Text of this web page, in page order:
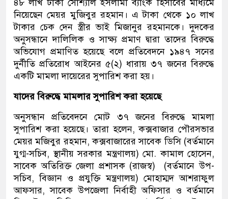
৪৮ লাখ টাকা সোশ্যাল ইসলামী ব্যাংক হিসাবের মাধ্যমে
নিয়েছেন মেয়র মুজিবুর রহমান। এ টাকা থেকে ১০ লাখ
টাকার চেক দেন স্ত্রীর ভাই মিজানুর রহমানকে। দুদকের
অনুসন্ধানে দালিলিক ও সাক্ষ্য প্রমাণ দ্বারা তাদের বিরুদ্ধে
অভিযোগ প্রমাণিত হয়েছে বলে প্রতিবেদনে ১৯৪৭ সনের
দুর্নীতি প্রতিরোধ আইনের ৫(২) ধারায় ৩৭ জনের বিরুদ্ধে
একটি মামলা দায়েরের সুপারিশ করা হয়।
যাদের বিরুদ্ধে মামলার সুপারিশ করা হয়েছে
অনুসন্ধান প্রতিবেদনে মোট ৩৭ জনের বিরুদ্ধে মামলা
সুপারিশ করা হয়েছে। তারা হলেন, কক্সবাজার পৌরসভার
মেয়র মজিবুর রহমান, কক্সবাজারের সাবেক ডিসি (বর্তমানে
যুগ্ম-সচিব, স্থানীয় সরকার মন্ত্রণালয়) মো. কামাল হোসেন,
সাবেক অতিরিক্ত জেলা প্রশাসক (রাজস্ব) (বর্তমানে উপ-
সচিব, বিজ্ঞান ও প্রযুক্তি মন্ত্রণালয়) মোহাম্মদ আশরাফুল
আফসার, সাবেক উপজেলা নির্বাহী অফিসার ও বর্তমানে